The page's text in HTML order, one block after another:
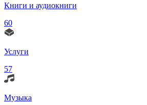
Книги и аудиокниги
60
Услуги
57
Музыка